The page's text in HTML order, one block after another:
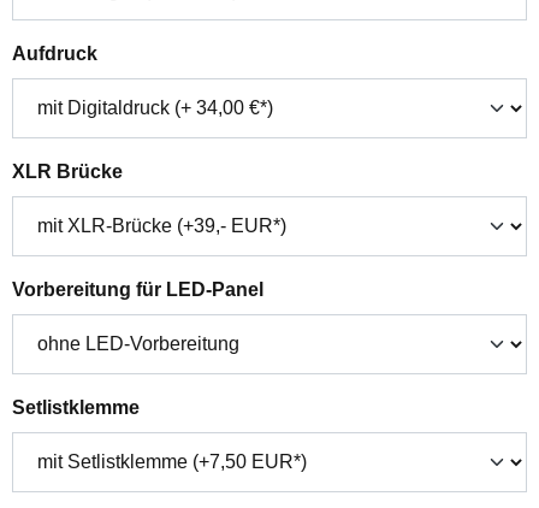
Aufdruckauswählen
XLR Brückeauswählen
Vorbereitung für LED-Panelauswählen
Setlistklemmeauswählen